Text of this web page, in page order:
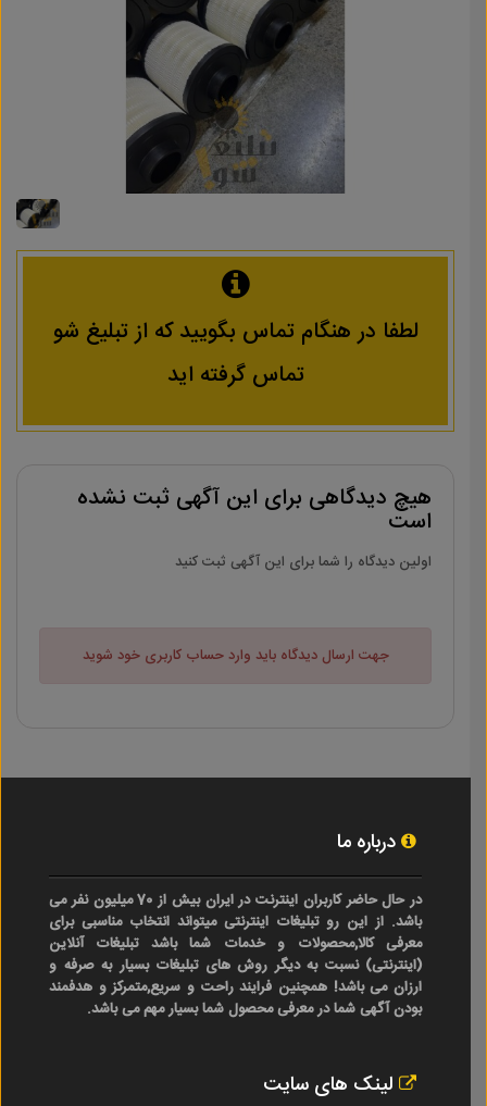
لطفا در هنگام تماس بگویید که از تبلیغ شو
تماس گرفته اید
هیچ دیدگاهی برای این آگهی ثبت نشده
است
اولین دیدگاه را شما برای این آگهی ثبت کنید
جهت ارسال دیدگاه باید وارد حساب کاربری خود شوید
درباره ما
در حال حاضر کاربران اینترنت در ایران بیش از 70 میلیون نفر می
باشد. از این رو تبلیغات اینترنتی میتواند انتخاب مناسبی برای
معرفی کالا,محصولات و خدمات شما باشد تبلیغات آنلاین
(اینترنتی) نسبت به دیگر روش های تبلیغات بسیار به صرفه و
ارزان می باشد! همچنین فرایند راحت و سریع,متمرکز و هدفمند
بودن آگهی شما در معرفی محصول شما بسیار مهم می باشد.
لینک های سایت